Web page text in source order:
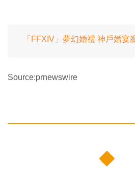
「FFXIV」夢幻婚禮 神戶婚宴
Source:prnewswire